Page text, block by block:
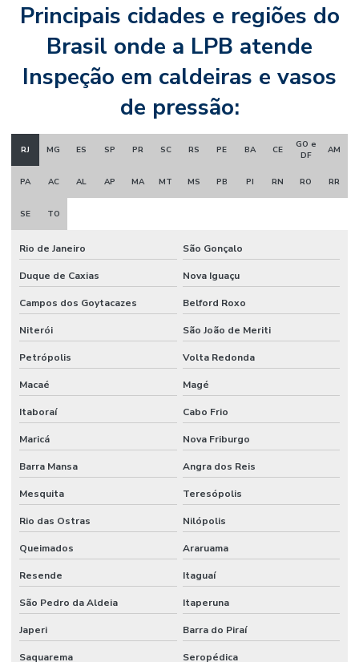
Principais cidades e regiões do
Brasil onde a LPB atende
Inspeção em caldeiras e vasos
de pressão:
RJ MG ES SP PR SC RS PE BA CE
GO e
DF
AM
PA AC AL AP MA MT MS PB PI RN RO RR
SE TO
Rio de Janeiro São Gonçalo
Duque de Caxias Nova Iguaçu
Campos dos Goytacazes Belford Roxo
Niterói São João de Meriti
Petrópolis Volta Redonda
Macaé Magé
Itaboraí Cabo Frio
Maricá Nova Friburgo
Barra Mansa Angra dos Reis
Mesquita Teresópolis
Rio das Ostras Nilópolis
Queimados Araruama
Resende Itaguaí
São Pedro da Aldeia Itaperuna
Japeri Barra do Piraí
Saquarema Seropédica